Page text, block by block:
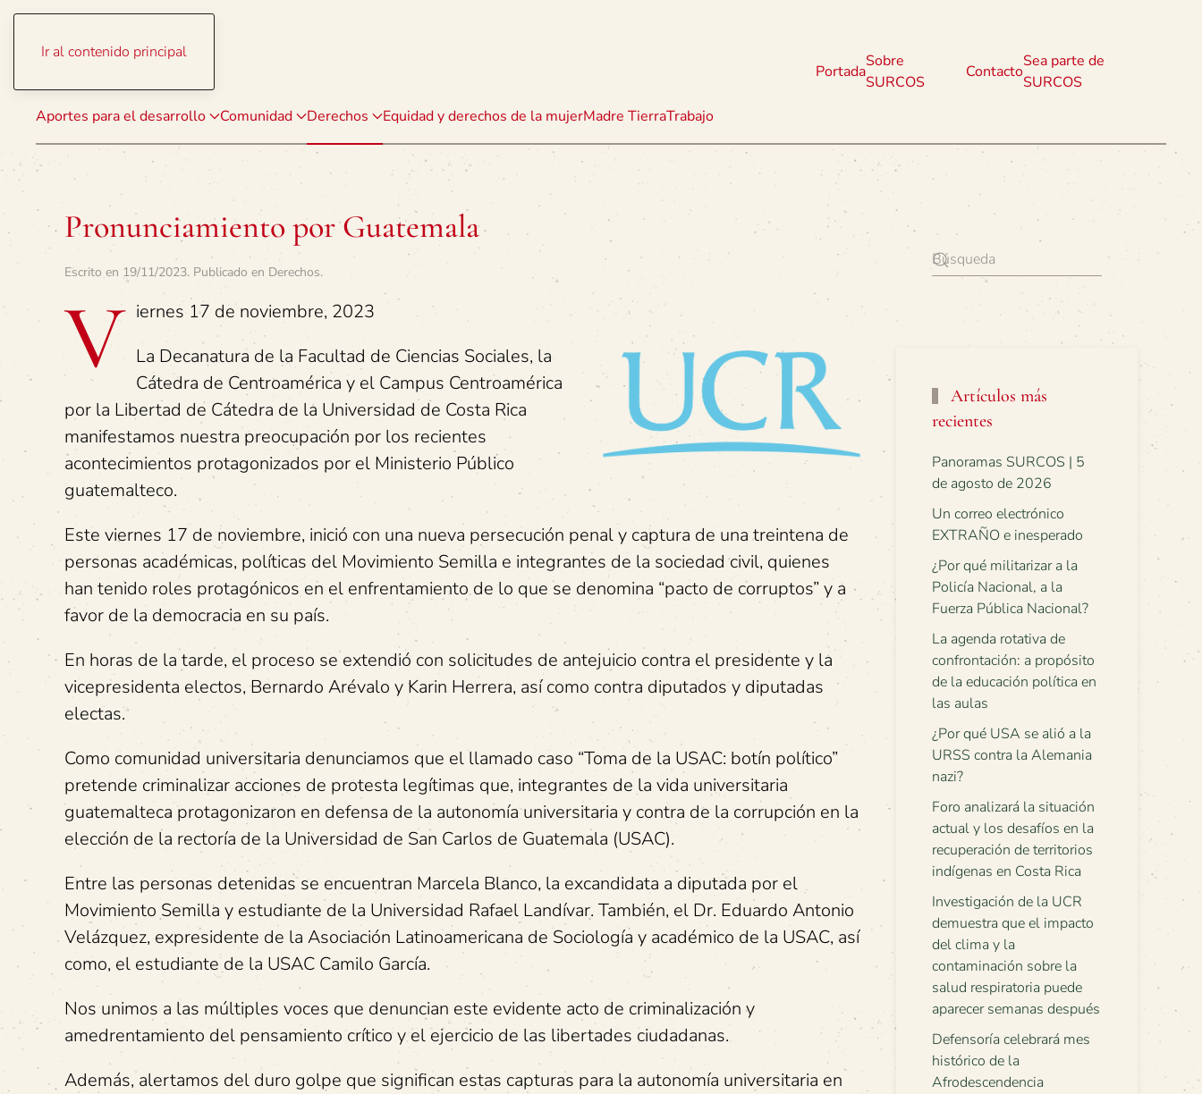
Ir al contenido principal
Aportes para el desarrollo Comunidad Derechos Equidad y derechos de la mujerMadre TierraTrabajo
Portada
Sobre
SURCOS
Contacto
Sea parte de
SURCOS
Pronunciamiento por Guatemala
Escrito en 19/11/2023. Publicado en Derechos.
V iernes 17 de noviembre, 2023
La Decanatura de la Facultad de Ciencias Sociales, la
Cátedra de Centroamérica y el Campus Centroamérica
por la Libertad de Cátedra de la Universidad de Costa Rica
manifestamos nuestra preocupación por los recientes
acontecimientos protagonizados por el Ministerio Público
guatemalteco.
Este viernes 17 de noviembre, inició con una nueva persecución penal y captura de una treintena de
personas académicas, políticas del Movimiento Semilla e integrantes de la sociedad civil, quienes
han tenido roles protagónicos en el enfrentamiento de lo que se denomina “pacto de corruptos” y a
favor de la democracia en su país.
En horas de la tarde, el proceso se extendió con solicitudes de antejuicio contra el presidente y la
vicepresidenta electos, Bernardo Arévalo y Karin Herrera, así como contra diputados y diputadas
electas.
Como comunidad universitaria denunciamos que el llamado caso “Toma de la USAC: botín político”
pretende criminalizar acciones de protesta legítimas que, integrantes de la vida universitaria
guatemalteca protagonizaron en defensa de la autonomía universitaria y contra de la corrupción en la
elección de la rectoría de la Universidad de San Carlos de Guatemala (USAC).
Entre las personas detenidas se encuentran Marcela Blanco, la excandidata a diputada por el
Movimiento Semilla y estudiante de la Universidad Rafael Landívar. También, el Dr. Eduardo Antonio
Velázquez, expresidente de la Asociación Latinoamericana de Sociología y académico de la USAC, así
como, el estudiante de la USAC Camilo García.
Nos unimos a las múltiples voces que denuncian este evidente acto de criminalización y
amedrentamiento del pensamiento crítico y el ejercicio de las libertades ciudadanas.
Además, alertamos del duro golpe que significan estas capturas para la autonomía universitaria en
Artículos más
recientes
Panoramas SURCOS | 5
de agosto de 2026
Un correo electrónico
EXTRAÑO e inesperado
¿Por qué militarizar a la
Policía Nacional, a la
Fuerza Pública Nacional?
La agenda rotativa de
confrontación: a propósito
de la educación política en
las aulas
¿Por qué USA se alió a la
URSS contra la Alemania
nazi?
Foro analizará la situación
actual y los desafíos en la
recuperación de territorios
indígenas en Costa Rica
Investigación de la UCR
demuestra que el impacto
del clima y la
contaminación sobre la
salud respiratoria puede
aparecer semanas después
Defensoría celebrará mes
histórico de la
Afrodescendencia